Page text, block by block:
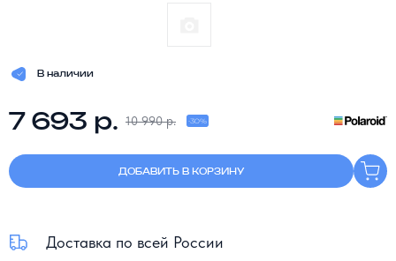
В наличии
7 693 р. 10 990 р. -30%
ДОБАВИТЬ В КОРЗИНУ
Доставка по всей России